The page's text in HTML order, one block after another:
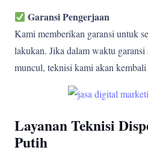
Garansi Pengerjaan
Kami memberikan garansi untuk
lakukan. Jika dalam waktu garansi
muncul, teknisi kami akan kembali
Layanan Teknisi
Putih